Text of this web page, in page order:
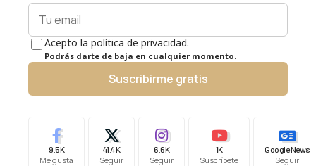
Acepto la política de privacidad.
Podrás darte de baja en cualquier momento.
Suscribirme gratis
9.5K
Me gusta
41.4K
Seguir
6.6K
Seguir
1K
Suscríbete
Google News
Seguir